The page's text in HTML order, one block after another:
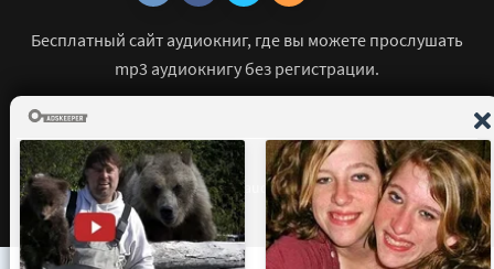
Бесплатный сайт аудиокниг, где вы можете прослушать
mp3 аудиокнигу без регистрации.
© 2021 - 2026 mp3-knigi-audio.com Все права защищены